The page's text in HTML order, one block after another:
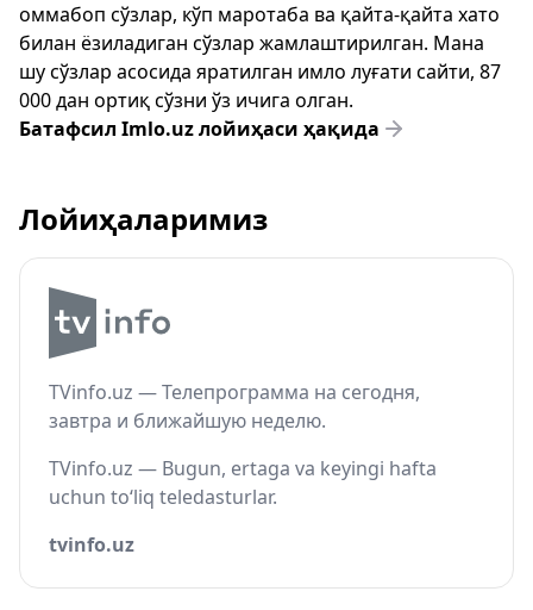
оммабоп сўзлар, кўп маротаба ва қайта-қайта хато
билан ёзиладиган сўзлар жамлаштирилган. Мана
шу сўзлар асосида яратилган имло луғати сайти, 87
000 дан ортиқ сўзни ўз ичига олган.
Батафсил Imlo.uz лойиҳаси ҳақида
Лойиҳаларимиз
TVinfo.uz — Телепрограмма на сегодня,
завтра и ближайшую неделю.
TVinfo.uz — Bugun, ertaga va keyingi hafta
uchun to‘liq teledasturlar.
tvinfo.uz